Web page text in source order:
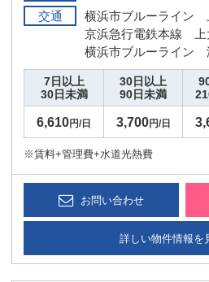
交通
横浜市ブルーライン
京浜急行電鉄本線
横浜市ブルーライン
7日以上
30日未満
30日以上
90日未満
6,610円/日 3,700円/日
※賃料+管理費+水道光熱費
お問い合わせ
詳しい物件情報を